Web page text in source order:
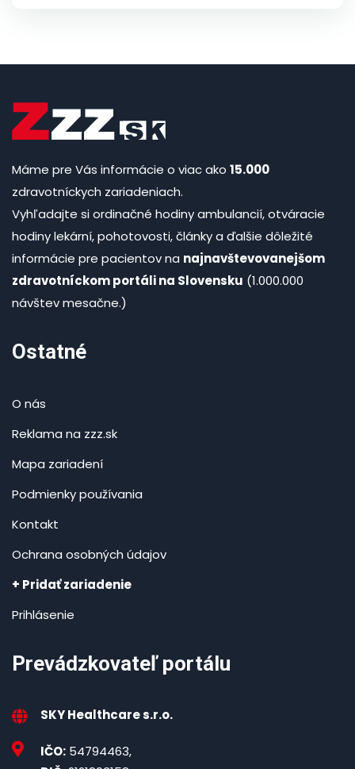
Máme pre Vás informácie o viac ako 15.000
zdravotníckych zariadeniach.
Vyhľadajte si ordinačné hodiny ambulancií, otváracie
hodiny lekární, pohotovosti, články a ďalšie dôležité
informácie pre pacientov na najnavštevovanejšom
zdravotníckom portáli na Slovensku (1.000.000
návštev mesačne.)
Ostatné
O nás
Reklama na zzz.sk
Mapa zariadení
Podmienky používania
Kontakt
Ochrana osobných údajov
+ Pridať zariadenie
Prihlásenie
Prevádzkovateľ portálu
SKY Healthcare s.r.o.
IČO: 54794463,